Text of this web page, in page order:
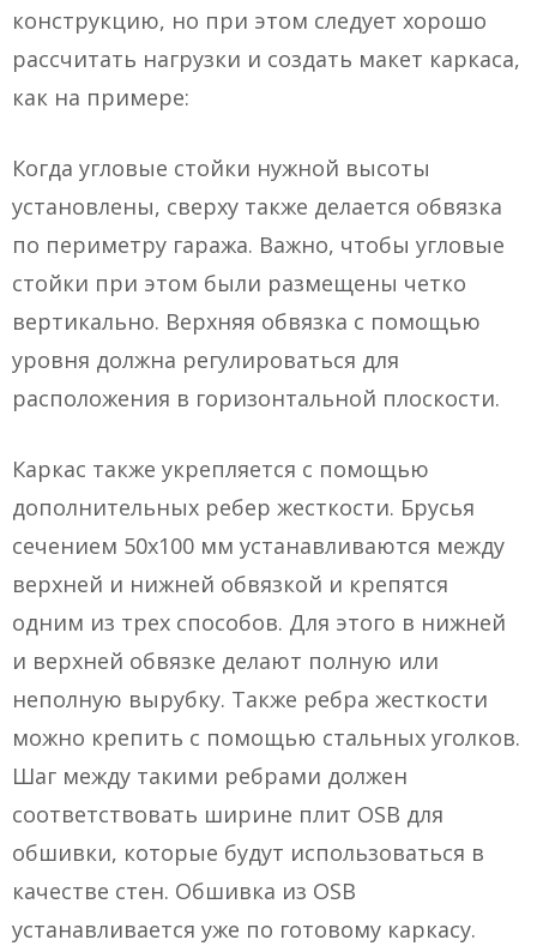
конструкцию, но при этом следует хорошо
рассчитать нагрузки и создать макет каркаса,
как на примере:
Когда угловые стойки нужной высоты
установлены, сверху также делается обвязка
по периметру гаража. Важно, чтобы угловые
стойки при этом были размещены четко
вертикально. Верхняя обвязка с помощью
уровня должна регулироваться для
расположения в горизонтальной плоскости.
Каркас также укрепляется с помощью
дополнительных ребер жесткости. Брусья
сечением 50х100 мм устанавливаются между
верхней и нижней обвязкой и крепятся
одним из трех способов. Для этого в нижней
и верхней обвязке делают полную или
неполную вырубку. Также ребра жесткости
можно крепить с помощью стальных уголков.
Шаг между такими ребрами должен
соответствовать ширине плит OSB для
обшивки, которые будут использоваться в
качестве стен. Обшивка из OSB
устанавливается уже по готовому каркасу.